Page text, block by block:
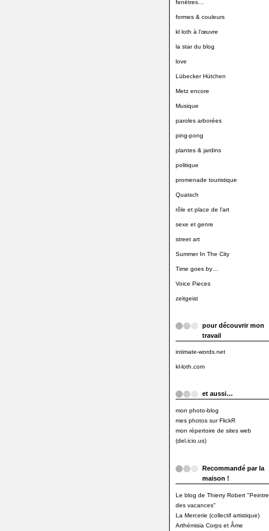
fenêtres…
formes & couleurs
kl loth à l'œuvre
la star du blog
love
Lübecker Hütchen
Metz encore
Musique
paroles arborées
ping-pong
plantes & jardins
politique
promenade touristique
Quatsch
rôle et place de l'art
sexe et genre
street art
Summer In The City
Time goes by…
Voice Pieces
zeitgeist
pour découvrir mon
travail
intimate-words.net
kl-loth.com
et aussi…
mon photo-blog
mes photos sur FlickR
mon répertoire de sites web
(del.icio.us)
Recommandé par la
maison !
Le blog de Thierry Robert "Peintre
des vacances"
La Mercerie (collectif artistique)
Arthémisia Corps et Âme